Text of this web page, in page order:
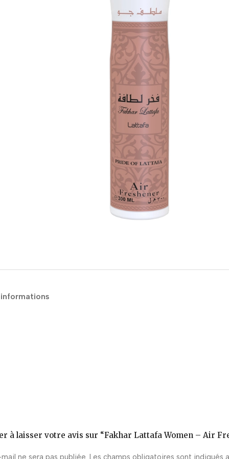
à laisser votre avis sur “Fakhar Lattafa Women – Air
ne sera pas publiée. Les champs obligatoires sont indiqués